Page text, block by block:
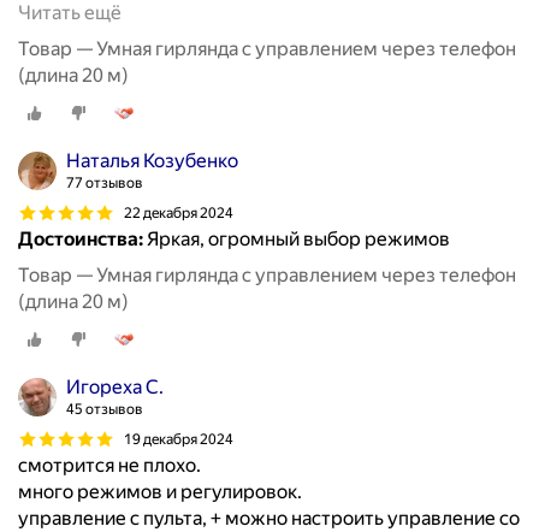
Читать ещё
Товар — Умная гирлянда с управлением через телефон
(длина 20 м)
Наталья Козубенко
77 отзывов
22 декабря 2024
Достоинства:Яркая, огромный выбор режимов
Товар — Умная гирлянда с управлением через телефон
(длина 20 м)
Игореха С.
45 отзывов
19 декабря 2024
смотрится не плохо.
много режимов и регулировок.
управление с пульта, + можно настроить управление со